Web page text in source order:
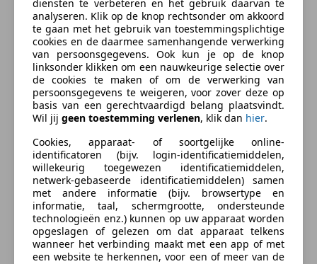
Centrale vergrendeling
Emergency Brake Assist
Hoofd airbag
Startonderbreker
Traction control
Xenon verlichting
Zij-airbags
Extra
Binnenspiegel automatisch dimmend
Lichtmetalen velgen (19")
PIP4: Gran Sport Piping
PNT2: Bianco Fuji Paint Colour
SUSP: Skyhook Suspension
XENO: Xenon Front Lights
TUV gekeurd t/, 20-01-2027: Ohne Festgestellte
Mangel. Rapport ter inzage.
Prijs EXCL BPM
Bedrijfsinformatie
Welkom bij STREETCARS B.V. ruim 15 jaar lang uw
trouwe BOVAG gecertificeerde partner op het gebied
van in- verkoop van premium occasions.
meer
Zakelijk leasen
Bereken uw zakelijke lease!
Nu zakelijk leasen vanaf€ 657,- p/m
Vraag offerte aan
Verzekering
diensten te verbeteren en het gebruik daarvan te
analyseren. Klik op de knop rechtsonder om akkoord
te gaan met het gebruik van toestemmingsplichtige
cookies en de daarmee samenhangende verwerking
van persoonsgegevens. Ook kun je op de knop
linksonder klikken om een nauwkeurige selectie over
de cookies te maken of om de verwerking van
persoonsgegevens te weigeren, voor zover deze op
basis van een gerechtvaardigd belang plaatsvindt.
Wil jij geen toestemming verlenen, klik dan hier.
Cookies, apparaat- of soortgelijke online-
identificatoren (bijv. login-identificatiemiddelen,
willekeurig toegewezen identificatiemiddelen,
netwerk-gebaseerde identificatiemiddelen) samen
met andere informatie (bijv. browsertype en
informatie, taal, schermgrootte, ondersteunde
technologieën enz.) kunnen op uw apparaat worden
opgeslagen of gelezen om dat apparaat telkens
wanneer het verbinding maakt met een app of met
een website te herkennen, voor een of meer van de